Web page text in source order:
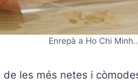
Enrepà a Ho Chi
les més netes i